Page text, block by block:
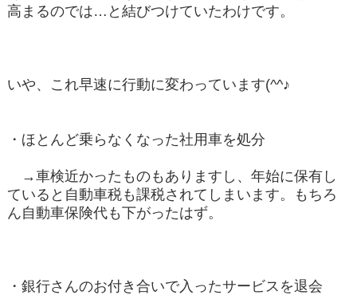
高まるのでは…と結びつけていたわけです。
いや、これ早速に行動に変わっています(^^♪
・ほとんど乗らなくなった社用車を処分
→車検近かったものもありますし、年始に保有し
ていると自動車税も課税されてしまいます。もちろ
ん自動車保険代も下がったはず。
・銀行さんのお付き合いで入ったサービスを退会